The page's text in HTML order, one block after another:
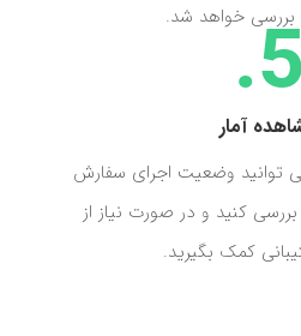
بررسی خواهد شد.
آمار
توانید وضعیت اجرای سفارش
کنید و در صورت نیاز از
کمک بگیرید.